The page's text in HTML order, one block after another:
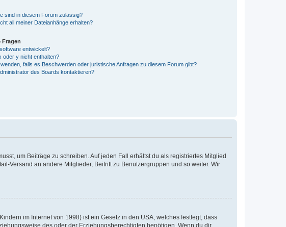
sind in diesem Forum zulässig?
all meiner Dateianhänge erhalten?
Fragen
entwickelt?
oder y nicht enthalten?
falls es Beschwerden oder juristische Anfragen zu diesem Forum gibt?
des Boards kontaktieren?
um Beiträge zu schreiben. Auf jeden Fall erhältst du als registriertes Mitglied
Versand an andere Mitglieder, Beitritt zu Benutzergruppen und so weiter. Wir
im Internet von 1998) ist ein Gesetz in den USA, welches festlegt, dass
des oder der Erziehungsberechtigten benötigen. Wenn du dir